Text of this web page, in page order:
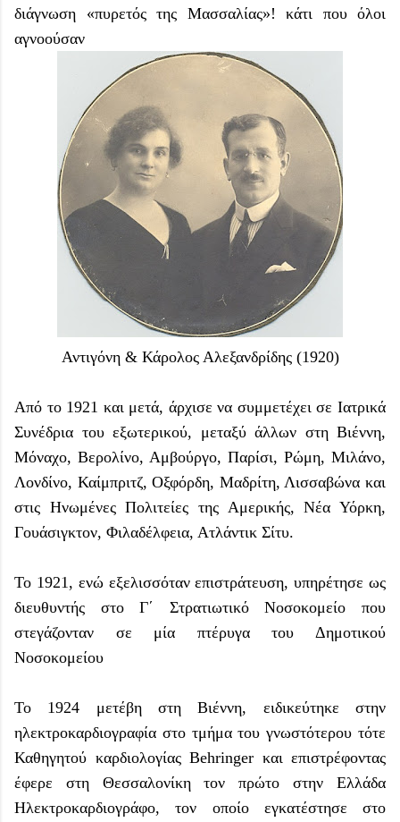
διάγνωση «πυρετός της Μασσαλίας»! κάτι που όλοι
αγνοούσαν
Αντιγόνη & Κάρολος Αλεξανδρίδης (1920)
Από το 1921 και μετά, άρχισε να συμμετέχει σε Ιατρικά
Συνέδρια του εξωτερικού, μεταξύ άλλων στη Βιέννη,
Μόναχο, Βερολίνο, Αμβούργο, Παρίσι, Ρώμη, Μιλάνο,
Λονδίνο, Καίμπριτζ, Οξφόρδη, Μαδρίτη, Λισσαβώνα και
στις Ηνωμένες Πολιτείες της Αμερικής, Νέα Υόρκη,
Γουάσιγκτον, Φιλαδέλφεια, Ατλάντικ Σίτυ.
Το 1921, ενώ εξελισσόταν επιστράτευση, υπηρέτησε ως
διευθυντής στο Γ΄ Στρατιωτικό Νοσοκομείο που
στεγάζονταν σε μία πτέρυγα του Δημοτικού
Νοσοκομείου
Το 1924 μετέβη στη Βιέννη, ειδικεύτηκε στην
ηλεκτροκαρδιογραφία στο τμήμα του γνωστότερου τότε
Καθηγητού καρδιολογίας Behringer και επιστρέφοντας
έφερε στη Θεσσαλονίκη τον πρώτο στην Ελλάδα
Ηλεκτροκαρδιογράφο, τον οποίο εγκατέστησε στο